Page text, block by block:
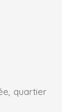
quartier